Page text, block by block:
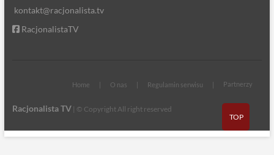
kontakt@racjonalista.tv
RacjonalistaTV
Home O nas Regulamin serwisu Partnerzy
Racjonalista TV| © Copyright All right reserved
TOP